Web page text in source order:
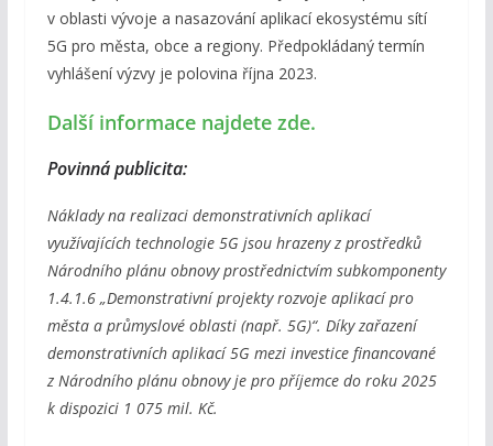
v oblasti vývoje a nasazování aplikací ekosystému sítí
5G pro města, obce a regiony. Předpokládaný termín
vyhlášení výzvy je polovina října 2023.
Další informace najdete zde.
Povinná publicita:
Náklady na realizaci demonstrativních aplikací
využívajících technologie 5G jsou hrazeny z prostředků
Národního plánu obnovy prostřednictvím subkomponenty
1.4.1.6 „Demonstrativní projekty rozvoje aplikací pro
města a průmyslové oblasti (např. 5G)“. Díky zařazení
demonstrativních aplikací 5G mezi investice financované
z Národního plánu obnovy je pro příjemce do roku 2025
k dispozici 1 075 mil. Kč.